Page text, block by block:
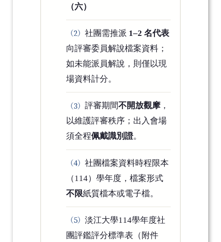
（六）
社團需推派 1–2 名代表
向評審委員解說檔案資料；
如未能派員解說，則僅以現
場資料計分。
評審期間不開放觀摩，
以維護評審秩序；出入會場
須全程佩戴識別證。
社團檔案資料時程限本
（114）學年度，檔案形式
不限紙質檔本或電子檔。
淡江大學114學年度社
團評鑑評分標準表（附件